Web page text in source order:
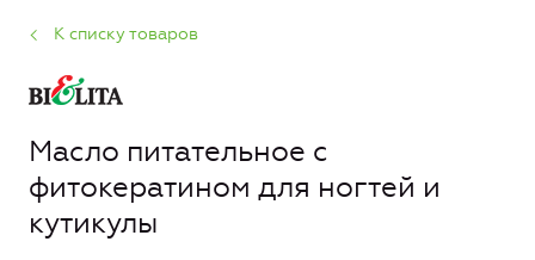
К списку товаров
Масло питательное с
фитокератином для ногтей и
кутикулы